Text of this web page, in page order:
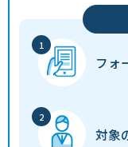
フォ
対象